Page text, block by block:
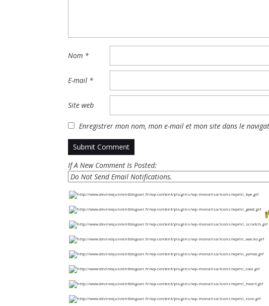
Nom *
E-mail *
Site web
Enregistrer mon nom, mon e-mail et mon site dans le
If A New Comment Is Posted: